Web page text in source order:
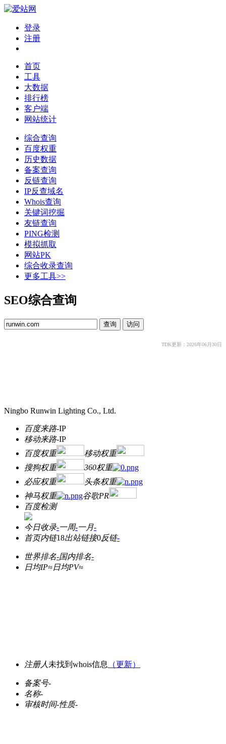
登录
注册
首页
工具
大数据
排行榜
客户端
网站统计
综合查询
百度权重
历史数据
备案查询
反链查询
IP反查域名
Whois查询
关键词挖掘
友链查询
PING检测
模拟抓取
网站PK
综合收录查询
更多工具>>
SEO综合查询
TDK更新：2026年06月30日
Ningbo Runwin Lighting Co., Ltd.
百度来路-IP
移动来路-IP
百度权重
移动权重
搜狗权重
360权重
必应权重
头条权重
神马权重
谷歌PR
百度检测
今日收录-一周-一月-
首页内链18出站链接0反链-
世界排名-国内排名-
日均IP≈日均PV≈
注册人 未找到whois信息 （更新）
备案号-
名称-
审核时间-性质-